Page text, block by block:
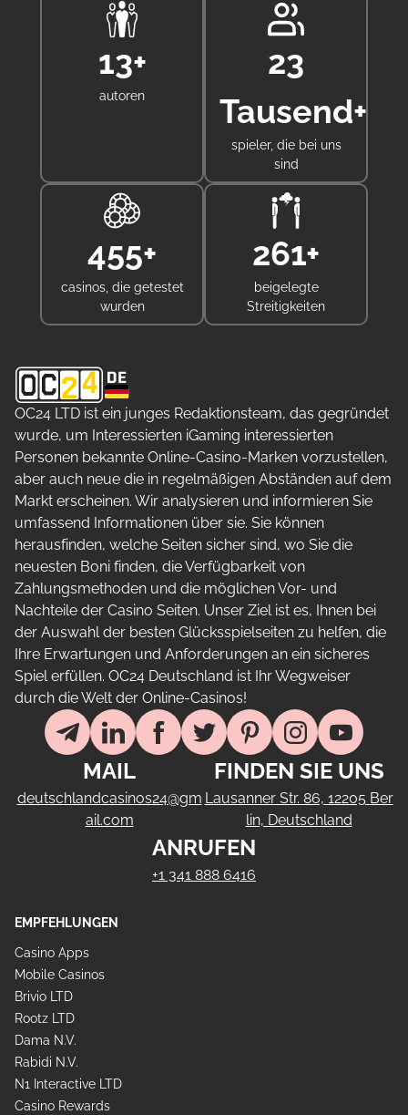
15+
autoren
25
Tausend+
spieler, die bei uns
sind
480+
casinos, die getestet
wurden
300+
beigelegte
Streitigkeiten
OC24 LTD ist ein junges Redaktionsteam, das gegründet
wurde, um Interessierten iGaming interessierten
Personen bekannte Online-Casino-Marken vorzustellen,
aber auch neue die in regelmäßigen Abständen auf dem
Markt erscheinen. Wir analysieren und informieren Sie
umfassend Informationen über sie. Sie können
herausfinden, welche Seiten sicher sind, wo Sie die
neuesten Boni finden, die Verfügbarkeit von
Zahlungsmethoden und die möglichen Vor- und
Nachteile der Casino Seiten. Unser Ziel ist es, Ihnen bei
der Auswahl der besten Glücksspielseiten zu helfen, die
Ihre Erwartungen und Anforderungen an ein sicheres
Spiel erfüllen. OC24 Deutschland ist Ihr Wegweiser
durch die Welt der Online-Casinos!
MAIL
deutschlandcasinos24@gm
ail.com
FINDEN SIE UNS
Lausanner Str. 86, 12205 Ber
lin, Deutschland
ANRUFEN
+1 341 888 6416
EMPFEHLUNGEN
Casino Apps
Mobile Casinos
Brivio LTD
Rootz LTD
Dama N.V.
Rabidi N.V.
N1 Interactive LTD
Casino Rewards